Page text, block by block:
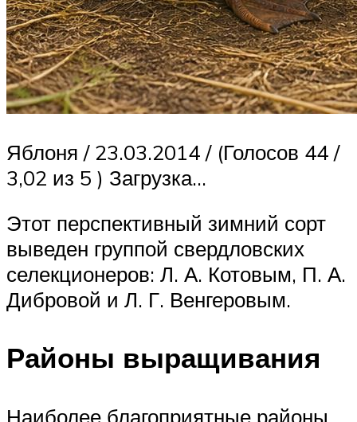
Яблоня / 23.03.2014 / (Голосов 44 /
3,02 из 5 ) Загрузка…
Этот перспективный зимний сорт
выведен группой свердловских
селекционеров: Л. А. Котовым, П. А.
Дибровой и Л. Г. Венгеровым.
Районы выращивания
Наиболее благоприятные районы